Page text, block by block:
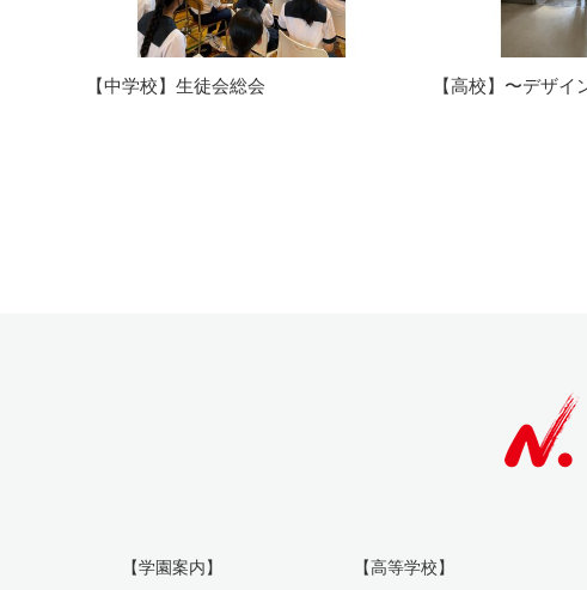
【中学校】生徒会総会 【高校】〜デザイ
【学園案内】 【高等学校】